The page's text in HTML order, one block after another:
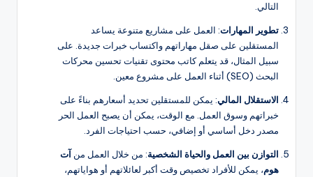
التالي.
تطوير المهارات: العمل على مشاريع متنوعة يساعد
المستقلين على صقل مهاراتهم واكتساب خبرات جديدة. على
سبيل المثال، قد يتعلم كاتب محتوى تقنيات تحسين محركات
البحث (SEO) أثناء العمل على مشروع معين.
الاستقلال المالي: يمكن للمستقلين تحديد أسعارهم بناءً على
خبراتهم وسوق العمل. مع الوقت، يمكن أن يصبح العمل الحر
مصدر دخل أساسي أو إضافي، حسب احتياجات الفرد.
التوازن بين العمل والحياة الشخصية: من خلال العمل منآت
هوم، يمكن للأفراد تخصيص وقت أكبر لعائلاتهم أو هواياتهم،